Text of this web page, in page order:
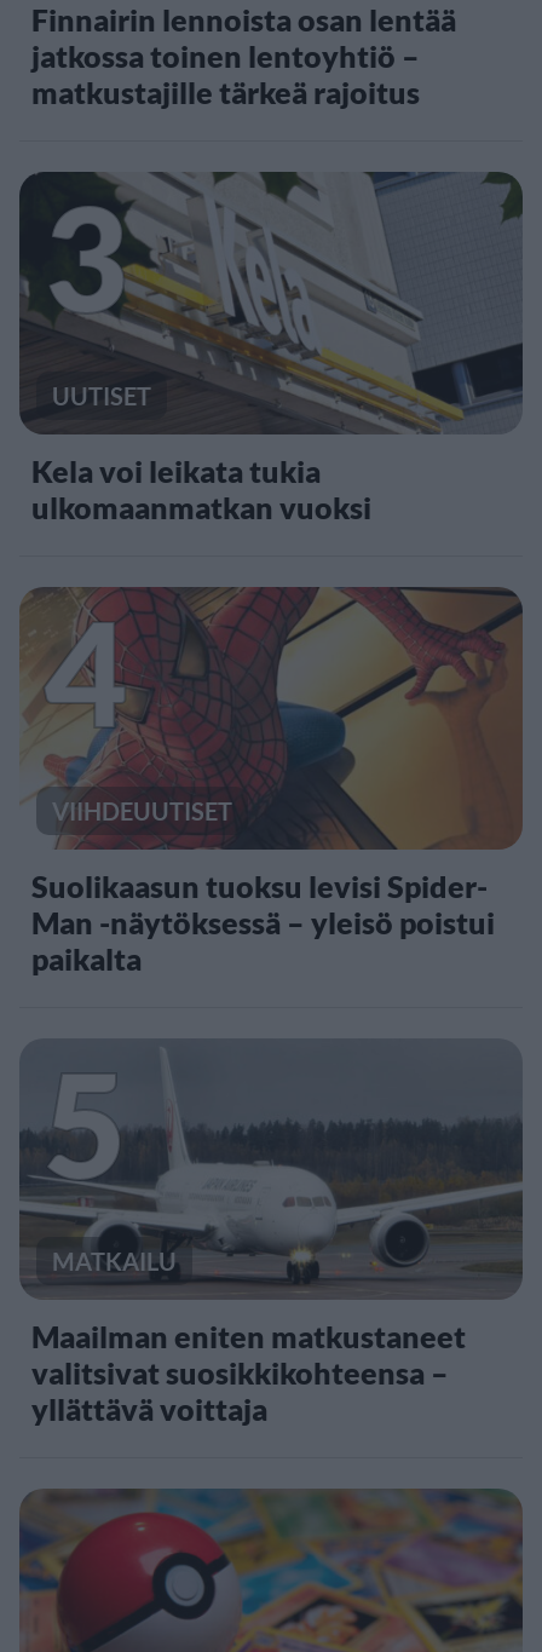
Finnairin lennoista osan lentää
jatkossa toinen lentoyhtiö –
matkustajille tärkeä rajoitus
3
UUTISET
Kela voi leikata tukia
ulkomaanmatkan vuoksi
4
VIIHDEUUTISET
Suolikaasun tuoksu levisi Spider-
Man -näytöksessä – yleisö poistui
paikalta
5
MATKAILU
Maailman eniten matkustaneet
valitsivat suosikkikohteensa –
yllättävä voittaja